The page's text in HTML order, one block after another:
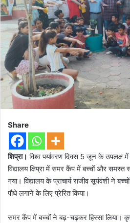
Share
शिप्रा। विश्व पर्यावरण दिवस 5 जून के उपलक्ष
विद्यालय क्षिप्रा में समर कैंप में बच्चों और समस्त
गया। विद्यालय के प्राचार्य राजीव सूर्यवंशी ने
पौधे लगाने के लिए प्रेरित किया।
समर कैंप में बच्चों ने बढ़-चढ़कर हिस्सा लिया।